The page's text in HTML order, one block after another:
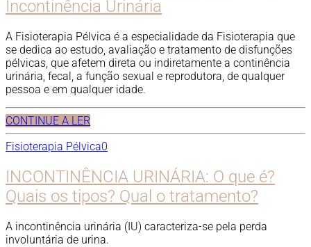
Incontinência Urinária
A Fisioterapia Pélvica é a especialidade da Fisioterapia que
se dedica ao estudo, avaliação e tratamento de disfunções
pélvicas, que afetem direta ou indiretamente a continência
urinária, fecal, a função sexual e reprodutora, de qualquer
pessoa e em qualquer idade.
CONTINUE A LER
Fisioterapia Pélvica0
INCONTINÊNCIA URINÁRIA: O que é?
Quais os tipos? Qual o tratamento?
A incontinência urinária (IU) caracteriza-se pela perda
involuntária de urina.